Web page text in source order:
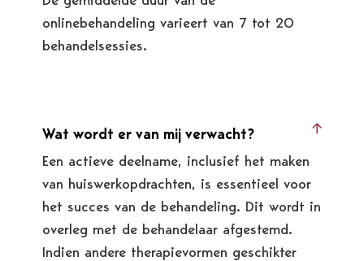
onlinebehandeling varieert van 7 tot 20
behandelsessies.
Wat wordt er van mij verwacht?
Een actieve deelname, inclusief het maken
van huiswerkopdrachten, is essentieel voor
het succes van de behandeling. Dit wordt in
overleg met de behandelaar afgestemd.
Indien andere therapievormen geschikter